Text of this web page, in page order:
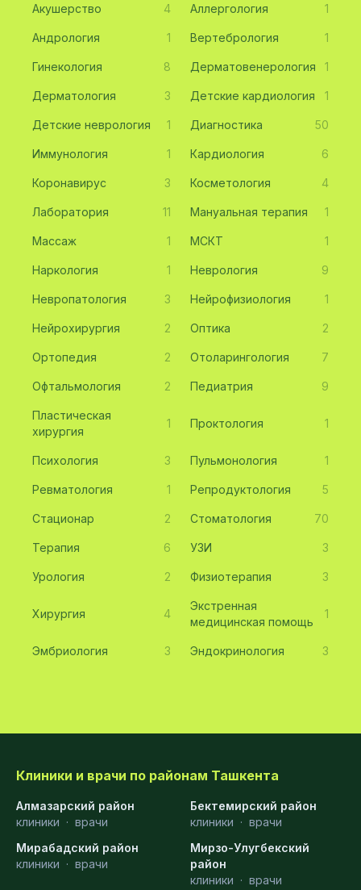
Акушерство 4 Аллергология 1
Андрология 1 Вертебрология 1
Гинекология 8 Дерматовенерология 1
Дерматология 3 Детские кардиология 1
Детские неврология 1 Диагностика 50
Иммунология 1 Кардиология 6
Коронавирус 3 Косметология 4
Лаборатория 11 Мануальная терапия 1
Массаж 1 МСКТ 1
Наркология 1 Неврология 9
Невропатология 3 Нейрофизиология 1
Нейрохирургия 2 Оптика 2
Ортопедия 2 Отоларингология 7
Офтальмология 2 Педиатрия 9
Пластическая
хирургия
1 Проктология 1
Психология 3 Пульмонология 1
Ревматология 1 Репродуктология 5
Стационар 2 Стоматология 70
Терапия 6 УЗИ 3
Урология 2 Физиотерапия 3
Хирургия 4
Экстренная
медицинская помощь
1
Эмбриология 3 Эндокринология 3
Клиники и врачи по районам Ташкента
Алмазарский район
клиники · врачи
Бектемирский район
клиники · врачи
Мирабадский район
клиники · врачи
Мирзо-Улугбекский
район
клиники · врачи